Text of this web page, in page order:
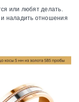
или любят делать.
наладить отношения